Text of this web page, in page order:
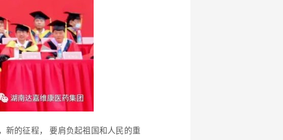
新的征程， 要肩负起祖国和人民的重